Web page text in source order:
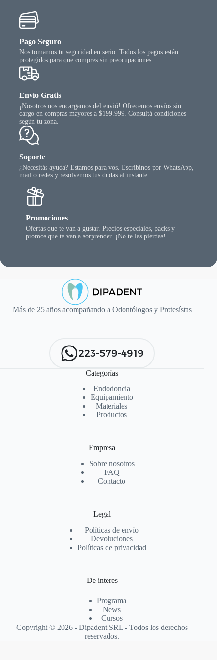
Pago Seguro
Nos tomamos tu seguridad en serio. Todos los pagos están
protegidos para que compres sin preocupaciones.
Envío Gratis
¡Nosotros nos encargamos del envió! Ofrecemos envíos sin
cargo en compras mayores a $199.999. Consultá condiciones
según tu zona.
Soporte
¿Necesitás ayuda? Estamos para vos. Escribinos por WhatsApp,
mail o redes y resolvemos tus dudas al instante.
Promociones
Ofertas que te van a gustar. Precios especiales, packs y
promos que te van a sorprender. ¡No te las pierdas!
Más de 25 años acompañando a Odontólogos y Protesístas
223-579-4919
Categorías
Endodoncia
Equipamiento
Materiales
Productos
Empresa
Sobre nosotros
FAQ
Contacto
Legal
Políticas de envío
Devoluciones
Políticas de privacidad
De interes
Programa
News
Cursos
Copyright © 2026 - Dipadent SRL - Todos los derechos
reservados.